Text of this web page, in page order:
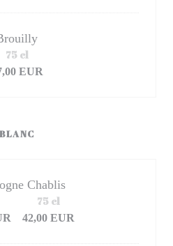
EUR
75 cl
BLANC
Chablis
42,00 EUR
75 cl